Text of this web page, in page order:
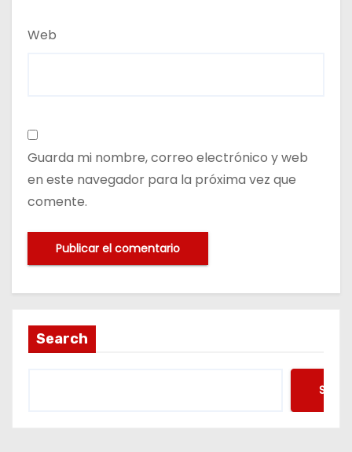
Web
Guarda mi nombre, correo electrónico y web
en este navegador para la próxima vez que
comente.
Search